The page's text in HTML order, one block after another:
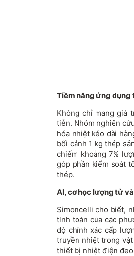
Tiềm năng ứng dụng
Không chỉ mang giá
tiễn. Nhóm nghiên
hóa nhiệt kéo dài
bối cảnh 1 kg thép
chiếm khoảng 7%
góp phần kiểm soát
thép.
AI, cơ học lượng tử
Simoncelli cho biết,
tính toán của các
độ chính xác cấp
truyền nhiệt trong
thiết bị nhiệt điện